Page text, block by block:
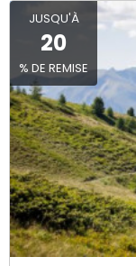
JUSQU'À
20
% DE REMISE